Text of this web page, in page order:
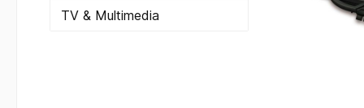
TV & Multimedia